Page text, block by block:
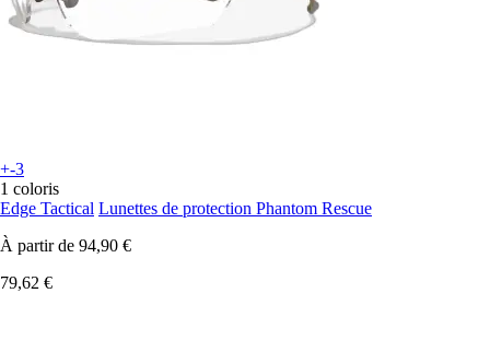
+-3
1 coloris
Edge Tactical Lunettes de protection Phantom Rescue
À partir de 94,90 €
79,62 €